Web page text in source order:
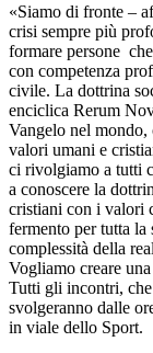
«Siamo di fronte –
crisi sempre più
formare persone
con competenza
civile. La dottrina
enciclica Rerum
Vangelo nel mondo,
valori umani e
ci rivolgiamo a tutti
a conoscere la
cristiani con i valori
fermento per tutta la
complessità della
Vogliamo creare
Tutti gli incontri,
svolgeranno dalle
in viale dello Sport.